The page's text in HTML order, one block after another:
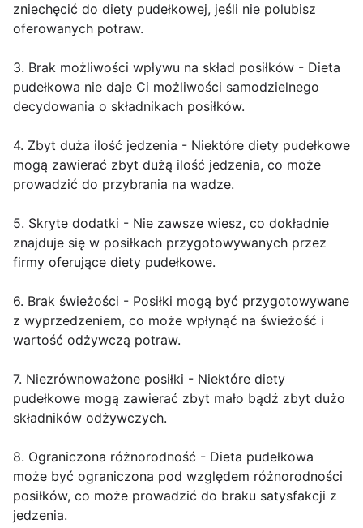
zniechęcić do diety pudełkowej, jeśli nie polubisz
oferowanych potraw.
3. Brak możliwości wpływu na skład posiłków - Dieta
pudełkowa nie daje Ci możliwości samodzielnego
decydowania o składnikach posiłków.
4. Zbyt duża ilość jedzenia - Niektóre diety pudełkowe
mogą zawierać zbyt dużą ilość jedzenia, co może
prowadzić do przybrania na wadze.
5. Skryte dodatki - Nie zawsze wiesz, co dokładnie
znajduje się w posiłkach przygotowywanych przez
firmy oferujące diety pudełkowe.
6. Brak świeżości - Posiłki mogą być przygotowywane
z wyprzedzeniem, co może wpłynąć na świeżość i
wartość odżywczą potraw.
7. Niezrównoważone posiłki - Niektóre diety
pudełkowe mogą zawierać zbyt mało bądź zbyt dużo
składników odżywczych.
8. Ograniczona różnorodność - Dieta pudełkowa
może być ograniczona pod względem różnorodności
posiłków, co może prowadzić do braku satysfakcji z
jedzenia.